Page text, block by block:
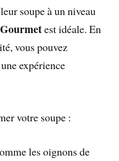
soupe à un niveau
est idéale. En
vous pouvez
expérience
votre soupe :
les oignons de